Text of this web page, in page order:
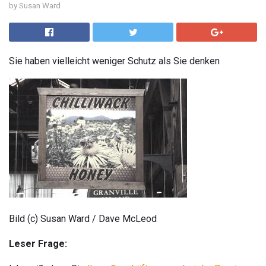
by Susan Ward
Sie haben vielleicht weniger Schutz als Sie denken
Bild (c) Susan Ward / Dave McLeod
Leser Frage: